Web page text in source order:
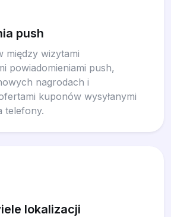
push
między wizytami
powiadomieniami push,
nagrodach i
kuponów wysyłanymi
telefony.
lokalizacji